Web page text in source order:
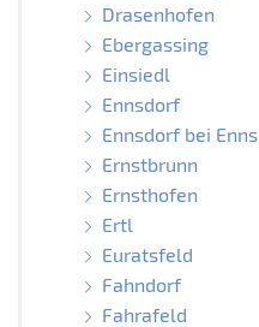
Drasenhofen
Ebergassing
Einsiedl
Ennsdorf
Ennsdorf bei Enns
Ernstbrunn
Ernsthofen
Ertl
Euratsfeld
Fahndorf
Fahrafeld